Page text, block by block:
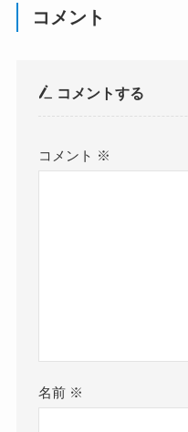
コメント
コメントする
コメント ※
名前 ※